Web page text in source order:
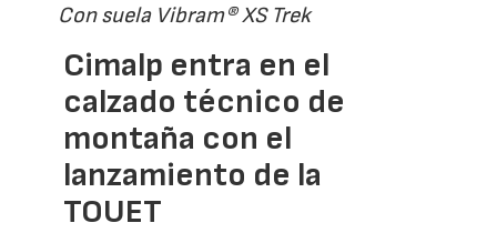
Con suela Vibram® XS Trek
Cimalp entra en el
calzado técnico de
montaña con el
lanzamiento de la
TOUET